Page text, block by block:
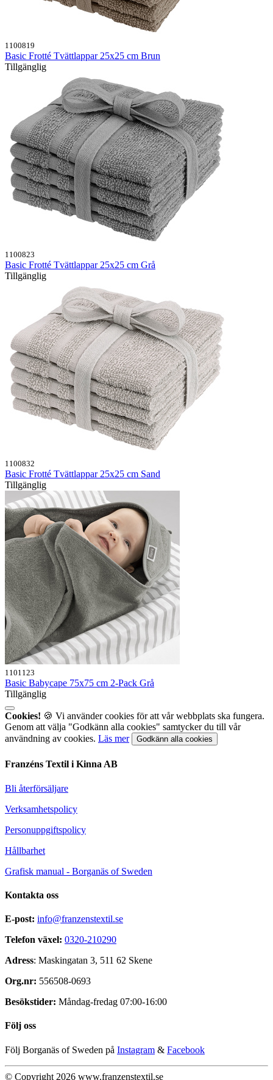
1100819
Basic Frotté Tvättlappar 25x25 cm Brun
Tillgänglig
1100823
Basic Frotté Tvättlappar 25x25 cm Grå
Tillgänglig
1100832
Basic Frotté Tvättlappar 25x25 cm Sand
Tillgänglig
1101123
Basic Babycape 75x75 cm 2-Pack Grå
Tillgänglig
Cookies! 🍪 Vi använder cookies för att vår webbplats ska fungera.
Genom att välja "Godkänn alla cookies" samtycker du till vår
användning av cookies. Läs mer Godkänn alla cookies
Franzéns Textil i Kinna AB
Bli återförsäljare
Verksamhetspolicy
Personuppgiftspolicy
Hållbarhet
Grafisk manual - Borganäs of Sweden
Kontakta oss
E-post: info@franzenstextil.se
Telefon växel: 0320-210290
Adress: Maskingatan 3, 511 62 Skene
Org.nr: 556508-0693
Besökstider: Måndag-fredag 07:00-16:00
Följ oss
Följ Borganäs of Sweden på Instagram & Facebook
© Copyright 2026 www.franzenstextil.se